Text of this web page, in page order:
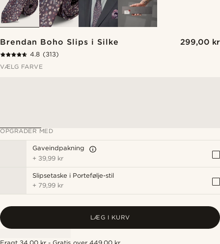
Brendan Boho Slips i Silke 299,00 kr
4.8 (313)
VÆLG FARVE
OPGRADER MED
Gaveindpakning
+ 39,99 kr
Slipsetaske i Portefølje-stil
+ 79,99 kr
LÆG I KURV